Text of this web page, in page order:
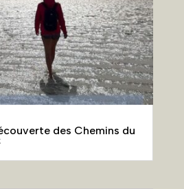
des Chemins du